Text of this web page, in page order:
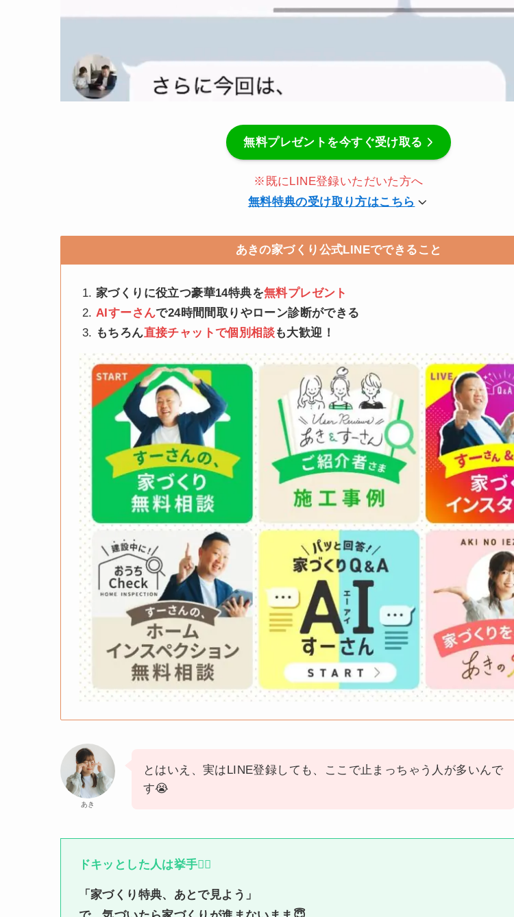
無料プレゼントを今すぐ受け取る
※既にLINE登録いただいた方へ
無料特典の受け取り方はこちら
あきの家づくり 公式LINEでできること
家づくりに役立つ豪華14特典を無料プレゼント
AIすーさんで24時間間取りやローン診断ができる
もちろん直接チャットで個別相談も大歓迎！
あき
とはいえ、実はLINE登録しても、ここで止まっちゃう人が多いんで
す😭
ドキッとした人は挙手🙋‍♀️
「家づくり特典、あとで見よう」